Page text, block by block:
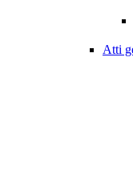
Atti